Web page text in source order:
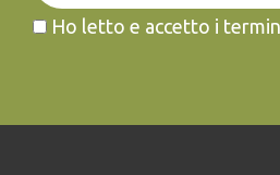
Ho letto e accetto i